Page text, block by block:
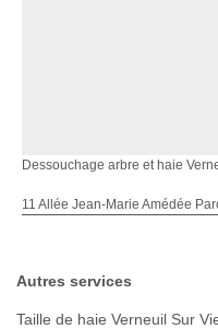
Dessouchage arbre et haie
11 Allée Jean-Marie Amédée
Autres services
Taille de haie Verneuil Sur